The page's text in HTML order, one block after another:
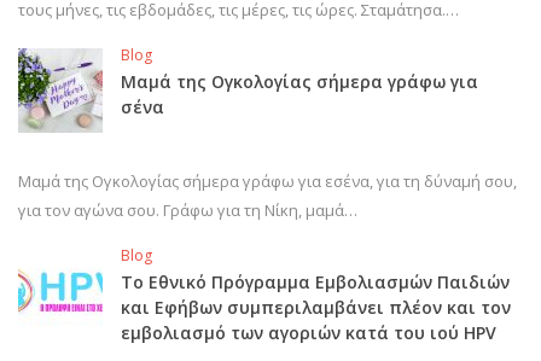
τους μήνες, τις εβδομάδες, τις μέρες, τις ώρες. Σταμάτησα.…
Blog
Μαμά της Ογκολογίας σήμερα γράφω για
σένα
Μαμά της Ογκολογίας σήμερα γράφω για εσένα, για τη δύναμή σου,
για τον αγώνα σου. Γράφω για τη Νίκη, μαμά…
Blog
Το Εθνικό Πρόγραμμα Εμβολιασμών Παιδιών
και Εφήβων συμπεριλαμβάνει πλέον και τον
εμβολιασμό των αγοριών κατά του ιού HPV